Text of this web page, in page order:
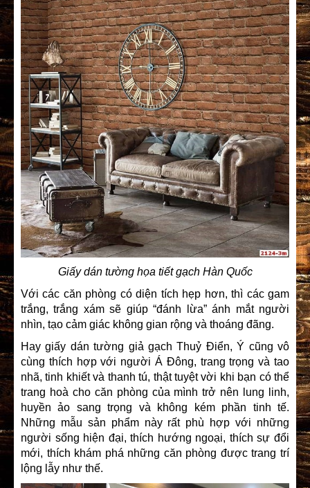
Giấy dán tường họa tiết gạch Hàn Quốc
Với các căn phòng có diện tích hẹp hơn, thì các gam
trắng, trắng xám sẽ giúp “đánh lừa” ánh mắt người
nhìn, tạo cảm giác không gian rộng và thoáng đãng.
Hay giấy dán tường giả gạch Thuỷ Điển, Ý cũng vô
cùng thích hợp với người Á Đông, trang trọng và tao
nhã, tinh khiết và thanh tú, thật tuyệt vời khi bạn có thể
trang hoà cho căn phòng của mình trở nên lung linh,
huyền ảo sang trọng và không kém phần tinh tế.
Những mẫu sản phẩm này rất phù hợp với những
người sống hiện đại, thích hướng ngoại, thích sự đổi
mới, thích khám phá những căn phòng được trang trí
lộng lẫy như thế.